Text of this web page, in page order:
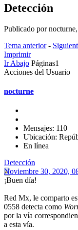
Detección
Publicado por
Tema anterior-
Imprimir
Ir Abajo Páginas1
Acciones del Usuario
nocturne
Mensajes: 110
Ubicación:
En línea
Detección
Noviembre 30, 2020,
¡Buen día!
Red Mx, le comparto
0558 detecta como
por la vía
a esta vía.